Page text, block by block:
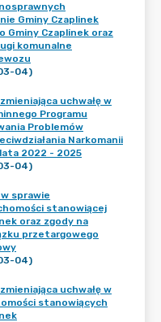
Gminy Czaplinek
Gminy Czaplinek oraz
komunalne
04)
uchwałę w
Programu
Problemów
Narkomanii
2022 - 2025
04)
w sprawie
stanowiącej
oraz zgody na
przetargowego
04)
uchwałę w
stanowiących